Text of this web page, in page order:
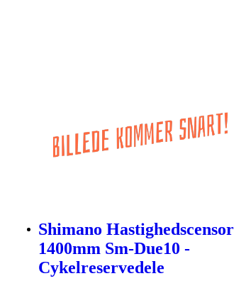
Shimano Hastighedscensor
1400mm Sm-Due10 -
Cykelreservedele